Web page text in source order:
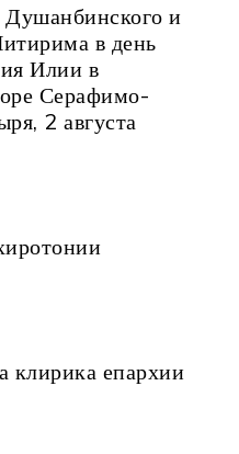
Душанбинского и
в день
Илии в
Серафимо-
2 августа
клирика епархии